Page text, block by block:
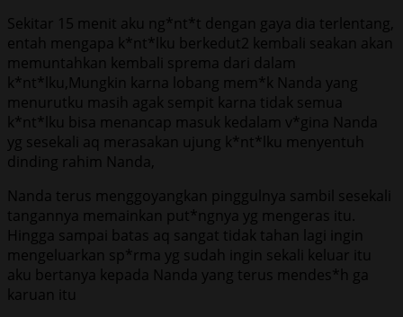
Sekitar 15 menit aku ng*nt*t dengan gaya dia terlentang,
entah mengapa k*nt*lku berkedut2 kembali seakan akan
memuntahkan kembali sprema dari dalam
k*nt*lku,Mungkin karna lobang mem*k Nanda yang
menurutku masih agak sempit karna tidak semua
k*nt*lku bisa menancap masuk kedalam v*gina Nanda
yg sesekali aq merasakan ujung k*nt*lku menyentuh
dinding rahim Nanda,
Nanda terus menggoyangkan pinggulnya sambil sesekali
tangannya memainkan put*ngnya yg mengeras itu.
Hingga sampai batas aq sangat tidak tahan lagi ingin
mengeluarkan sp*rma yg sudah ingin sekali keluar itu
aku bertanya kepada Nanda yang terus mendes*h ga
karuan itu